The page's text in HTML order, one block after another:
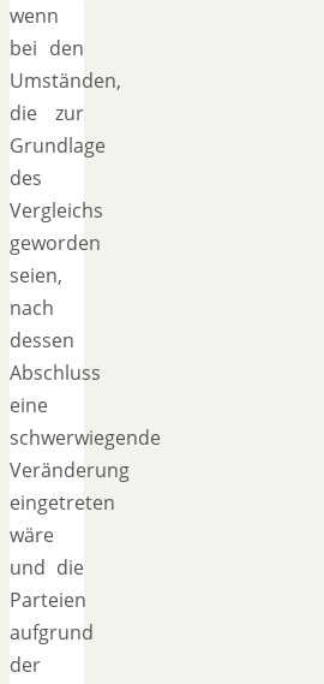
wenn
bei den
Umständen,
die zur
Grundlage
des
Vergleichs
geworden
seien,
nach
dessen
Abschluss
eine
schwerwiegende
Veränderung
eingetreten
wäre
und die
Parteien
aufgrund
der